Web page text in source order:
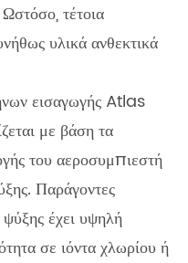
τέτοια
υλικά ανθεκτικά
εισαγωγής Atlas
με βάση τα
του αεροσυμπιεστή
Παράγοντες
έχει υψηλή
σε ιόντα χλωρίου ή